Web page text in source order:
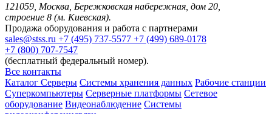
121059, Москва, Бережковская набережная, дом 20,
строение 8 (м. Киевская).
Продажа оборудования и работа с партнерами
sales@stss.ru +7 (495) 737-5577 +7 (499) 689-0178
+7 (800) 707-7547
(бесплатный федеральный номер).
Все контакты
Каталог Серверы Системы хранения данных Рабочие станции
Суперкомпьютеры Серверные платформы Сетевое
оборудование Видеонаблюдение Системы